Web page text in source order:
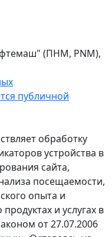
(ПНМ, PNM),
публичной
обработку
устройства в
сайта,
посещаемости,
опыта и
и услугах в
от 27.07.2006